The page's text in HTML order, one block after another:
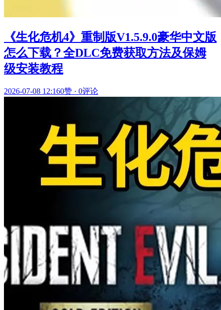
《生化危机4》重制版V1.5.9.0豪华中文版
怎么下载？全DLC免费获取方法及保姆
级安装教程
2026-07-08 12:160赞 · 0评论